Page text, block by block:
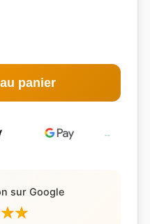
panier
sur Google